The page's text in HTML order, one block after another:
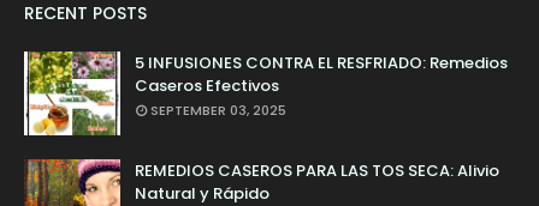
RECENT POSTS
5 INFUSIONES CONTRA EL RESFRIADO: Remedios
Caseros Efectivos
SEPTEMBER 03, 2025
REMEDIOS CASEROS PARA LAS TOS SECA: Alivio
Natural y Rápido